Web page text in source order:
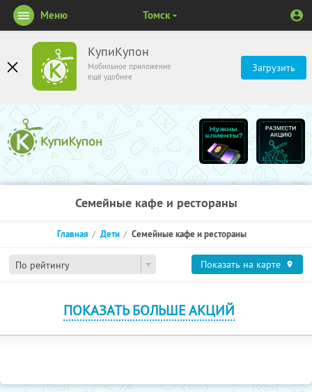
КупиКупон
Мобильное приложение
ещё удобнее
Загрузить
Меню Томск
Семейные кафе и рестораны
По рейтингу
Главная Дети Семейные кафе и рестораны
Показать на карте
ПОКАЗАТЬ БОЛЬШЕ АКЦИЙ